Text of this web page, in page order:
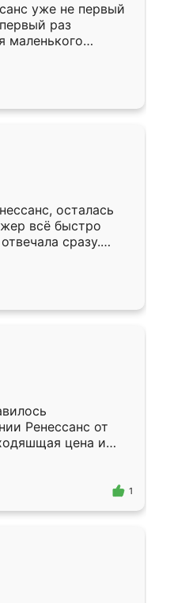
уже не первый
раз
маленького
,во второй раз
очень
быстрая,
разнообразный.
потребуется из
только здесь.
осталась
всё быстро
сразу.
подошёл к
Собрали
аккуратно, даже
Ренессанс от
цена и
Приехавший
самый
1